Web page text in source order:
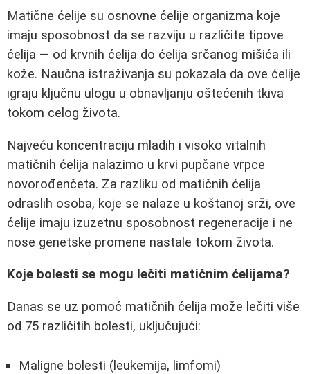
Matične ćelije su osnovne ćelije organizma koje
imaju sposobnost da se razviju u različite tipove
ćelija — od krvnih ćelija do ćelija srčanog mišića ili
kože. Naučna istraživanja su pokazala da ove ćelije
igraju ključnu ulogu u obnavljanju oštećenih tkiva
tokom celog života.
Najveću koncentraciju mladih i visoko vitalnih
matičnih ćelija nalazimo u krvi pupčane vrpce
novorođenčeta. Za razliku od matičnih ćelija
odraslih osoba, koje se nalaze u koštanoj srži, ove
ćelije imaju izuzetnu sposobnost regeneracije i ne
nose genetske promene nastale tokom života.
Koje bolesti se mogu lečiti matičnim ćelijama?
Danas se uz pomoć matičnih ćelija može lečiti više
od 75 različitih bolesti, uključujući:
Maligne bolesti (leukemija, limfomi)